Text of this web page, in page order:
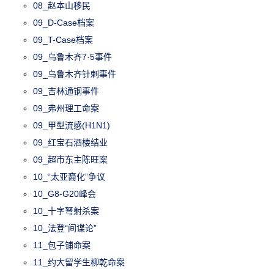
08_赵本山移民
09_D-Case档案
09_T-Case档案
09_乌鲁木齐7·5事件
09_乌鲁木齐针刺事件
09_吉林通钢事件
09_弗州理工命案
09_甲型流感(H1N1)
09_红宝石酒楼结业
09_超市东主陈旺案
10_“太亚裔化”争议
10_G8-G20峰会
10_十字弩射杀案
10_法登“间谍论”
11_包子铺命案
11_约大留学生柳乾命案